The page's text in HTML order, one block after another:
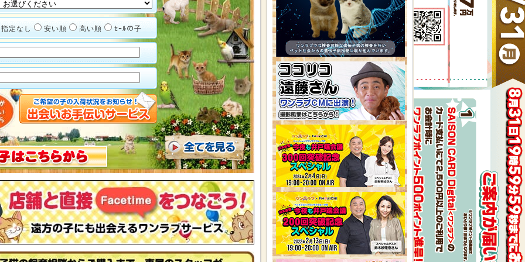
指定なし 安い順 高い順 ｾｰﾙの子